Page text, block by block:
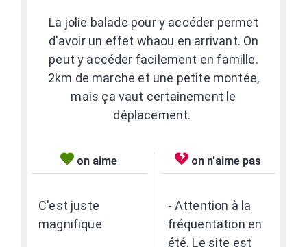
La jolie balade pour y accéder permet
d'avoir un effet whaou en arrivant. On
peut y accéder facilement en famille.
2km de marche et une petite montée,
mais ça vaut certainement le
déplacement.
on aime
C'est juste
magnifique
on n'aime pas
- Attention à la
fréquentation en
été. Le site est